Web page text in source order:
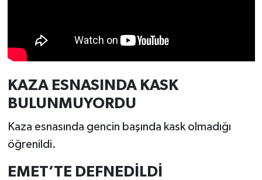
KAZA ESNASINDA KASK
BULUNMUYORDU
Kaza esnasında gencin başında kask olmadığı
öğrenildi.
EMET’TE DEFNEDİLDİ
Yemek Tarifleri